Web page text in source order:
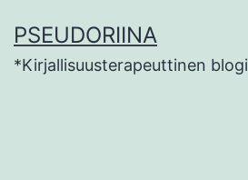
sisältöön
PSEUDORIINA
*Kirjallisuusterapeuttinen blogi